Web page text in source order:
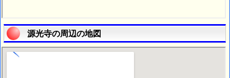
源光寺の周辺の地図